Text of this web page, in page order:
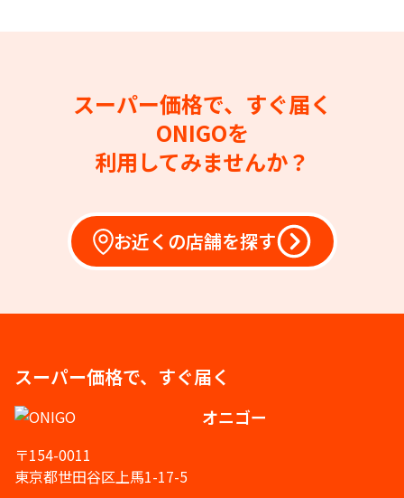
スーパー価格で、すぐ届く
ONIGOを
利用してみませんか？
お近くの店舗を探す
スーパー価格で、すぐ届く
オニゴー
〒154-0011
東京都世田谷区上馬1-17-5